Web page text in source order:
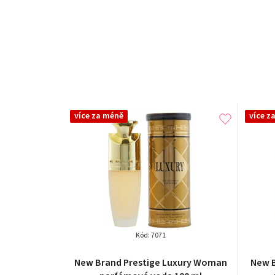
více za méně
New Brand Prestige Luxury Woman
hodnocení
Kód:7071
více
New